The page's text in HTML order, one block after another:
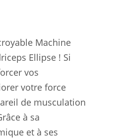
Machine
Ellipse ! Si
vos
votre force
de musculation
à sa
et à ses